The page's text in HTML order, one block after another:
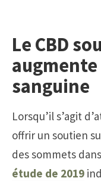
Le CBD
sanguine
Lorsqu’il s’agit
offrir un soutien
des sommets
étude de 2019